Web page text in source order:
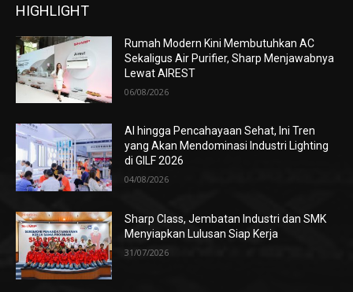
HIGHLIGHT
Rumah Modern Kini Membutuhkan AC
Sekaligus Air Purifier, Sharp Menjawabnya
Lewat AIREST
06/08/2026
AI hingga Pencahayaan Sehat, Ini Tren
yang Akan Mendominasi Industri Lighting
di GILF 2026
04/08/2026
Sharp Class, Jembatan Industri dan SMK
Menyiapkan Lulusan Siap Kerja
31/07/2026